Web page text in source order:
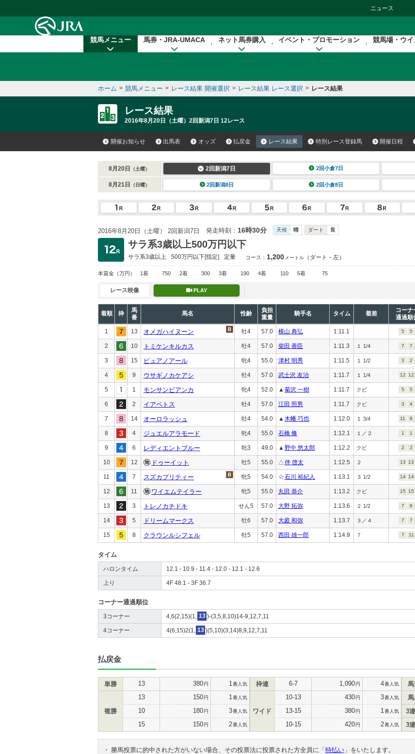
ニュース
競馬メニュー 馬券・JRA-UMACA ネット馬券購入 イベント・プロモーション 競馬場・ウ
ホーム > 競馬メニュー > レース結果 開催選択 > レース結果 レース選択 > レース結果
レース結果
2016年8月20日（土曜）2回新潟7日 12レース
開催お知らせ 出馬表 オッズ 払戻金 レース結果 特別レース登録馬 開催日程
8月20日 （土曜） 2回新潟7日 2回小倉7日
8月21日 （日曜） 2回新潟8日 2回小倉8日
2016年8月20日（土曜） 2回新潟7日 発走時刻： 16時30分 天候 晴 ダート 良
サラ系3歳以上500万円以下
サラ系3歳以上 500万円以下[指定] 定量 コース： 1,200 メートル （ダート・左）
本賞金 （万円） 1着 750 2着 300 3着 190 4着 110 5着 75
レース映像 PLAY
着順 枠
馬
番
馬名 性齢
負担
重量
騎手名 タイム 着差
コーナ
通過順
1 13 オメガハイヌーン 牡4 57.0 横山 典弘 1:11.1 5 5
2 10 トミケンキルカス 牡4 57.0 柴田 善臣 1:11.3 １ 1/4 7 7
3 15 ピュアノアール 牝4 55.0 津村 明秀 1:11.5 １ 1/2 3 2
4 9 ウサギノカケアシ 牡4 57.0 武士沢 友治 1:11.7 １ 1/4 12 12
5 1 モンサンビアンカ 牝4 52.0 ▲ 菊沢 一樹 1:11.7 クビ 5 5
6 2 イアペトス 牡4 57.0 江田 照男 1:11.7 クビ 3 4
7 14 オーロラッシュ 牡4 54.0 ▲ 木幡 巧也 1:12.0 １ 3/4 11 9
8 4 ジュエルアラモード 牝4 55.0 石橋 脩 1:12.1 １／２ 1 1
9 6 レディエントブルー 牝3 49.0 ▲ 野中 悠太郎 1:12.2 クビ 2 2
10 12 ドゥーイット 牡5 55.0 △伴 啓太 1:12.5 ２ 13 13
11 7 スズカプリティー 牝5 54.0 ☆石川 裕紀人 1:13.1 ３ 1/2 14 14
12 11 ワイエムテイラー 牝5 55.0 丸田 恭介 1:13.2 クビ 15 15
13 3 トレノカチドキ せん5 57.0 大野 拓弥 1:13.6 ２ 1/2 7 9
14 5 ドリームマークス 牡6 57.0 大庭 和弥 1:13.7 ３／４ 7 7
15 8 クラウンルシフェル 牡5 57.0 西田 雄一郎 1:14.9 ７ 7 11
タイム
ハロンタイム 12.1 - 10.9 - 11.4 - 12.0 - 12.1 - 12.6
上り 4F 48.1 - 3F 36.7
コーナー通過順位
3コーナー 4,6(2,15)(1, 13 )-(3,5,8,10)14-9,12,7,11
4コーナー 4(6,15)2(1, 13 )(5,10)(3,14)8,9,12,7,11
払戻金
単勝 13 380円 1 番人気
複勝
13 150円 1 番人気
10 180円 3番人気
15 150円 2番人気
枠連 6-7 1,090円 4番人気
ワイド
10-13 430円 3番人気
13-15 380円 1 番人気
10-15 420円 2番人気
3
3
・ 勝馬投票に的中された方がいない場合、その投票法に投票された方全員に「 特払い」をいたします。